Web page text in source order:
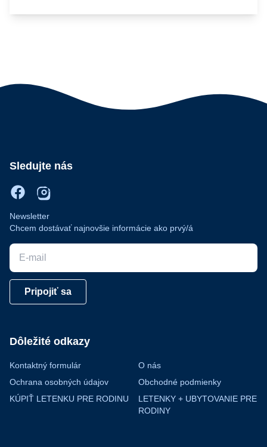
Sledujte nás
Newsletter
Chcem dostávať najnovšie informácie ako prvý/á
E-mail
Pripojiť sa
Dôležité odkazy
Kontaktný formulár
O nás
Ochrana osobných údajov
Obchodné podmienky
KÚPIŤ LETENKU PRE RODINU
LETENKY + UBYTOVANIE PRE
RODINY